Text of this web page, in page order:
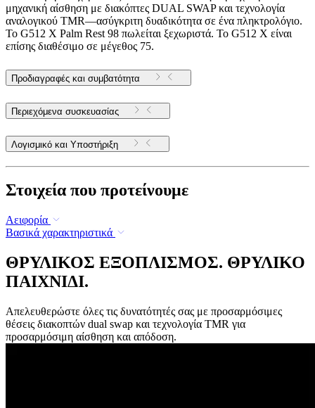
μηχανική αίσθηση με διακόπτες DUAL SWAP και τεχνολογία
αναλογικού TMR—ασύγκριτη δυαδικότητα σε ένα πληκτρολόγιο.
Το G512 X Palm Rest 98 πωλείται ξεχωριστά. Το G512 X είναι
επίσης διαθέσιμο σε μέγεθος 75.
Προδιαγραφές και συμβατότητα
Περιεχόμενα συσκευασίας
Λογισμικό και Υποστήριξη
Στοιχεία που προτείνουμε
Αειφορία
Βασικά χαρακτηριστικά
ΘΡΥΛΙΚΟΣ ΕΞΟΠΛΙΣΜΟΣ. ΘΡΥΛΙΚΟ
ΠΑΙΧΝΙΔΙ.
Απελευθερώστε όλες τις δυνατότητές σας με προσαρμόσιμες
θέσεις διακοπτών dual swap και τεχνολογία TMR για
προσαρμόσιμη αίσθηση και απόδοση.